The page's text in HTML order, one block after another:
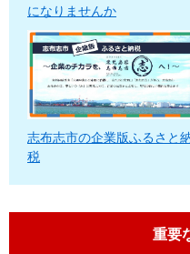
になりませんか
志布志市の企業版ふるさと
税
重要